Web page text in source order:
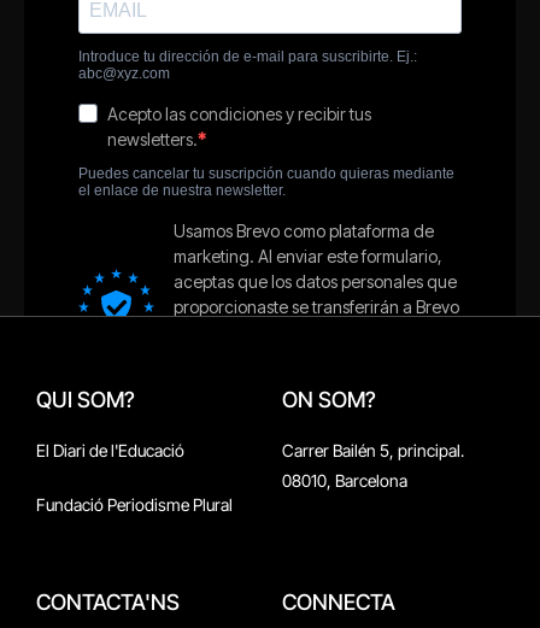
QUI SOM?
El Diari de l'Educació
Fundació Periodisme Plural
ON SOM?
Carrer Bailén 5, principal.
08010, Barcelona
CONTACTA'NS CONNECTA